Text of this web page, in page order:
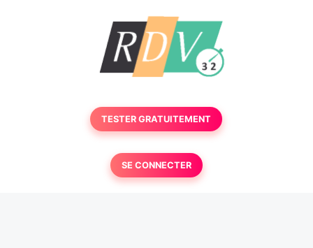
TESTER GRATUITEMENT
SE CONNECTER